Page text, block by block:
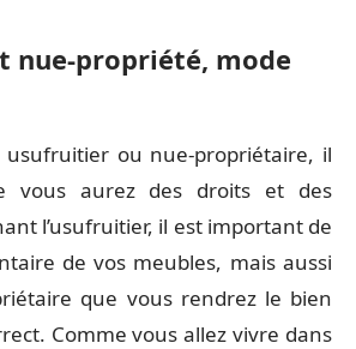
nue-propriété, mode
usufruitier ou nue-propriétaire, il
vous aurez des droits et des
l’usufruitier, il est important de
de vos meubles, mais aussi
que vous rendrez le bien
Comme vous allez vivre dans